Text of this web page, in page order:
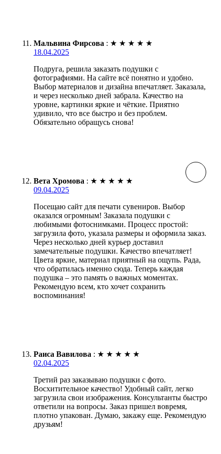
Мальвина Фирсова : ★ ★ ★ ★ ★
18.04.2025
Подруга, решила заказать подушки с
фотографиями. На сайте всё понятно и удобно.
Выбор материалов и дизайна впечатляет. Заказала,
и через несколько дней забрала. Качество на
уровне, картинки яркие и чёткие. Приятно
удивило, что все быстро и без проблем.
Обязательно обращусь снова!
Вета Хромова : ★ ★ ★ ★ ★
09.04.2025
Посещаю сайт для печати сувениров. Выбор
оказался огромным! Заказала подушки с
любимыми фотоснимками. Процесс простой:
загрузила фото, указала размеры и оформила заказ.
Через несколько дней курьер доставил
замечательные подушки. Качество впечатляет!
Цвета яркие, материал приятный на ощупь. Рада,
что обратилась именно сюда. Теперь каждая
подушка – это память о важных моментах.
Рекомендую всем, кто хочет сохранить
воспоминания!
Раиса Вавилова : ★ ★ ★ ★ ★
02.04.2025
Третий раз заказываю подушки с фото.
Восхитительное качество! Удобный сайт, легко
загрузила свои изображения. Консультанты быстро
ответили на вопросы. Заказ пришел вовремя,
плотно упакован. Думаю, закажу еще. Рекомендую
друзьям!